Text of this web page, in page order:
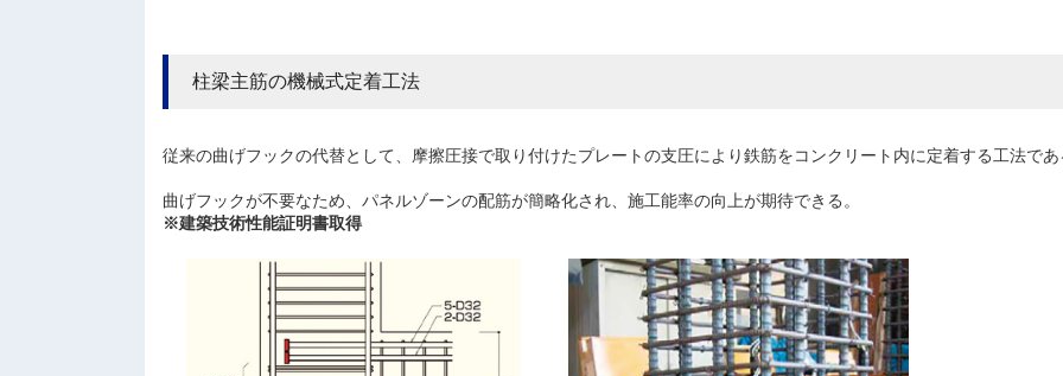
柱梁主筋の機械式定着工法
従来の曲げフックの代替として、摩擦圧接で取り付けたプレートの支圧により鉄筋をコンクリート内に定着する工法であ
曲げフックが不要なため、パネルゾーンの配筋が簡略化され、施工能率の向上が期待できる。
※建築技術性能証明書取得